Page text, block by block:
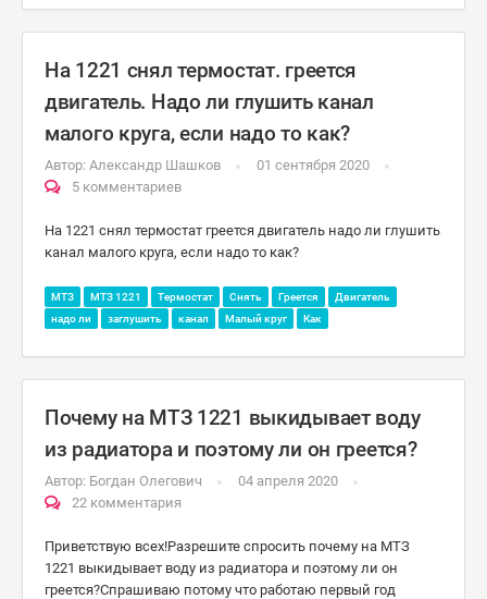
На 1221 снял термостат. греется
двигатель. Надо ли глушить канал
малого круга, если надо то как?
Автор: Александр Шашков
01 сентября 2020
5 комментариев
На 1221 снял термостат греется двигатель надо ли глушить
канал малого круга, если надо то как?
МТЗ МТЗ 1221 Термостат Снять Греется
Двигатель
надо ли
заглушить канал Малый круг Как
Почему на МТЗ 1221 выкидывает воду
из радиатора и поэтому ли он греется?
Автор: Богдан Олегович
04 апреля 2020
22 комментария
Приветствую всех!Разрешите спросить почему на МТЗ
1221 выкидывает воду из радиатора и поэтому ли он
греется?Спрашиваю потому что работаю первый год